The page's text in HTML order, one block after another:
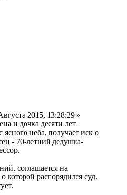
2015, 13:28:29 »
и дочка десяти лет.
неба, получает иск о
- 70-летний дедушка-
соглашается на
которой распорядился суд.